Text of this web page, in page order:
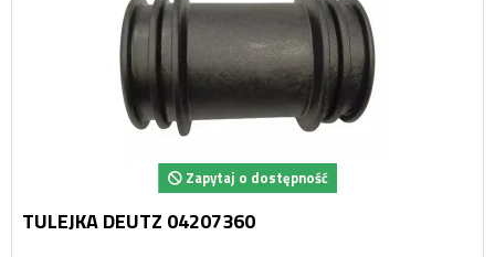
Zapytaj o dostępność
TULEJKA DEUTZ 04207360